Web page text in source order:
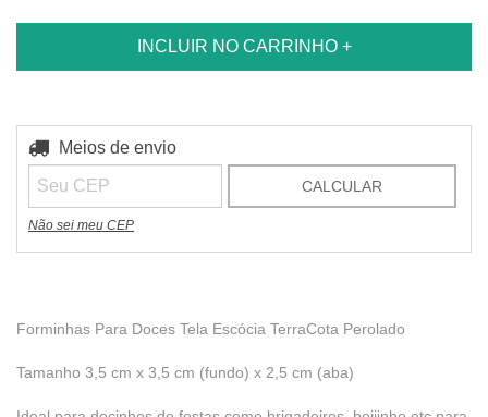
Entregas para o CEP:
Meios de envio
CALCULAR
Não sei meu CEP
Forminhas Para Doces Tela Escócia TerraCota Perolado
Tamanho 3,5 cm x 3,5 cm (fundo) x 2,5 cm (aba)